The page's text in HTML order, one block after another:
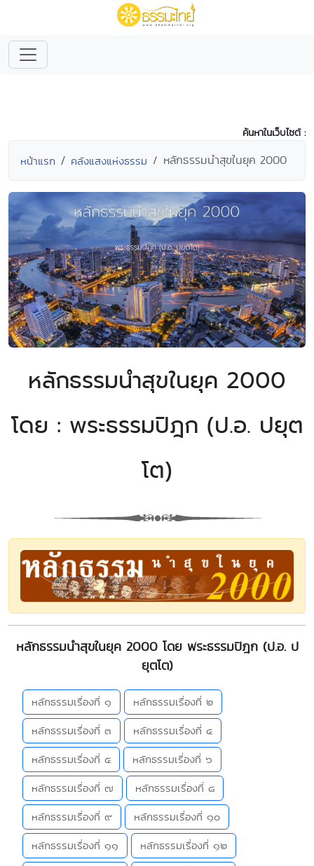
ค้นหาในเว็บไซต์ :
หน้าแรก คลังแสงแห่งธรรม หลักธรรมนำสุขในยุค 2000
หลักธรรมนำสุขในยุค 2000
โดย : พระธรรมปิฎก (ป.อ. ปยุต
โต)
หลักธรรมนำสุขในยุค 2000 โดย พระธรรมปิฎก (ป.อ. ป
ยุตโต)
หลักธรรมเรื่องที่ ๑
หลักธรรมเรื่องที่ ๒
หลักธรรมเรื่องที่ ๓
หลักธรรมเรื่องที่ ๔
หลักธรรมเรื่องที่ ๕
หลักธรรมเรื่องที่ ๖
หลักธรรมเรื่องที่ ๗
หลักธรรมเรื่องที่ ๘
หลักธรรมเรื่องที่ ๙
หลักธรรมเรื่องที่ ๑๐
หลักธรรมเรื่องที่ ๑๑
หลักธรรมเรื่องที่ ๑๒